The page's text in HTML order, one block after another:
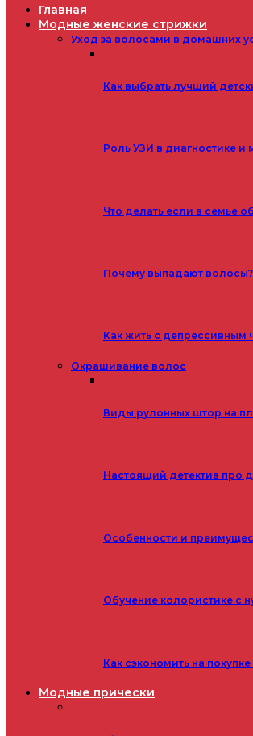
Главная
Модные женские стрижки
Уход за волосами в домашних
Как выбрать лучший
Роль УЗИ в диагностике и
Что делать если в семье
Почему выпадают волосы?
Как жить с депрессивным
Окрашивание волос
Виды рулонных штор на
Настоящий детектив про
Особенности и
Обучение колористике с
Как сэкономить на
Модные прически